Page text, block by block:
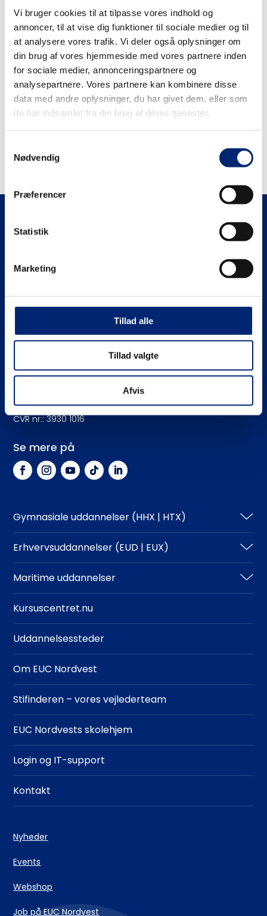
Vi bruger cookies til at tilpasse vores indhold og
annoncer, til at vise dig funktioner til sociale medier og til
at analysere vores trafik. Vi deler også oplysninger om
din brug af vores hjemmeside med vores partnere inden
for sociale medier, annonceringspartnere og
analysepartnere. Vores partnere kan kombinere disse
data med andre oplysninger, du har givet dem, eller som
de har indsamlet fra din brug af deres tjenester.
Nødvendig
Præferencer
Statistik
Marketing
Tillad alle
Tillad valgte
Afvis
Søg
Recent Posts
Recent Comments
Der er ingen kommentarer at vise.
Mandag–Torsdag fra 07:30–15:30
Fredag fra 07:30–14:00
Administration
euc@eucnordvest.dk
EAN-nr.: 5798 0005 54276
CVR nr.: 3930 1016
Se mere på
Gymnasiale uddannelser (HHX | HTX)
HHX
HTX
Erhvervsuddannelser (EUD | EUX)
Teknisk
Business
Maritime uddannelser
North Sea College
Kursuscentret.nu
Uddannelsessteder
Om EUC Nordvest
Stifinderen – vores vejlederteam
EUC Nordvests skolehjem
Login og IT-support
Kontakt
Nyheder
Events
Webshop
Job på EUC Nordvest